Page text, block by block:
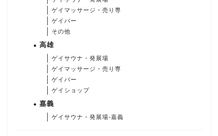
ゲイマッサージ・売り専
ゲイバー
その他
高雄
ゲイサウナ・発展場
ゲイマッサージ・売り専
ゲイバー
ゲイショップ
嘉義
ゲイサウナ・発展場-嘉義